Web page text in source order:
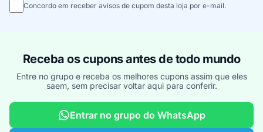
Concordo em receber avisos de cupom desta loja por e-mail.
Receba os cupons antes de todo mundo
Entre no grupo e receba os melhores cupons assim que eles
saem, sem precisar voltar aqui para conferir.
Entrar no grupo do WhatsApp